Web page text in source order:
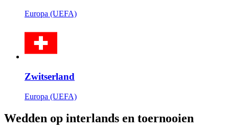
Europa (UEFA)
Zwitserland
Europa (UEFA)
Wedden op interlands en toernooien